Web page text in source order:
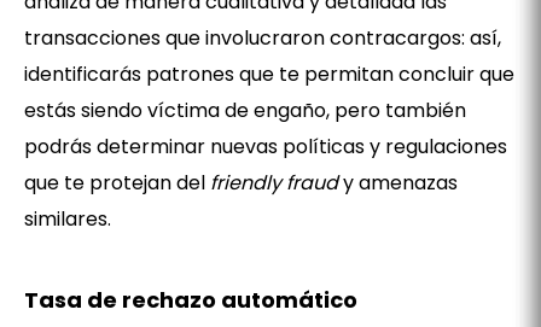
transacciones que involucraron contracargos: así,
identificarás patrones que te permitan concluir que
estás siendo víctima de engaño, pero también
podrás determinar nuevas políticas y regulaciones
que te protejan del friendly fraudy amenazas
similares.
Tasa de rechazo automático